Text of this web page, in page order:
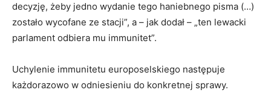
decyzję, żeby jedno wydanie tego haniebnego pisma (…)
zostało wycofane ze stacji”, a – jak dodał – „ten lewacki
parlament odbiera mu immunitet”.
Uchylenie immunitetu europoselskiego następuje
każdorazowo w odniesieniu do konkretnej sprawy.